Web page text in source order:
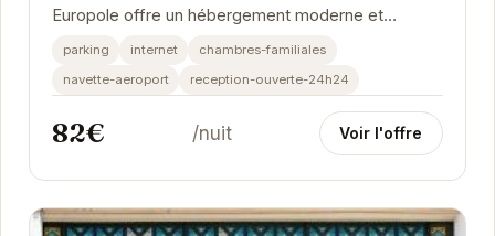
Europole offre un hébergement moderne et
confortable. Idéalement placé, il permet un accès...
parking internet
chambres-familiales
navette-aeroport
reception-ouverte-24h24
82€ /nuit Voir l'offre